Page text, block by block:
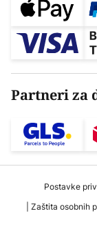
Partneri za
Postavke
Zaštita osobnih